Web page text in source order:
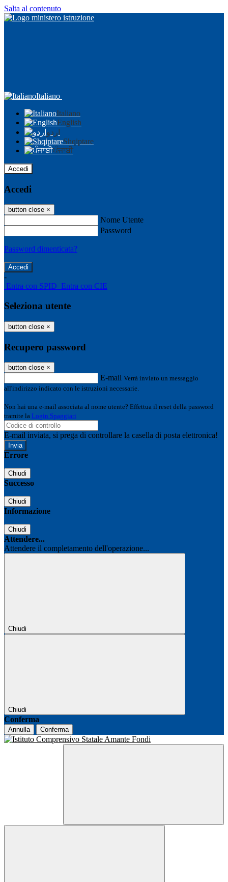
Salta al contenuto
Italiano
Italiano
English
اردو
Shqiptare
ਪੰਜਾਬੀ
Accedi
Accedi
button close ×
Nome Utente
Password
Password dimenticata?
-
Entra con SPID Entra con CIE
Seleziona utente
button close ×
Recupero password
button close ×
E-mail Verrà inviato un messaggio
all'indirizzo indicato con le istruzioni necessarie.
Non hai una e-mail associata al nome utente? Effettua il reset della password
tramite la Login Spaggiari
E-mail inviata, si prega di controllare la casella di posta elettronica!
Errore
Chiudi
Successo
Chiudi
Informazione
Chiudi
Attendere...
Attendere il completamento dell'operazione...
Chiudi
Chiudi
Conferma
Annulla Conferma